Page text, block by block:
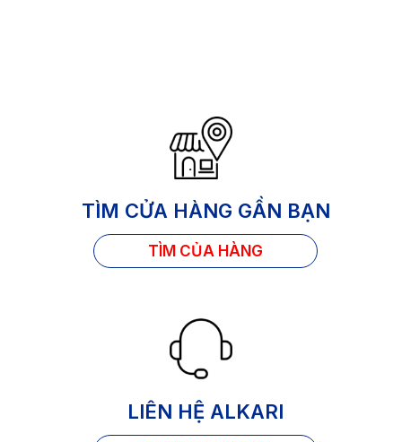
TÌM CỬA HÀNG GẦN BẠN
TÌM CỦA HÀNG
LIÊN HỆ ALKARI